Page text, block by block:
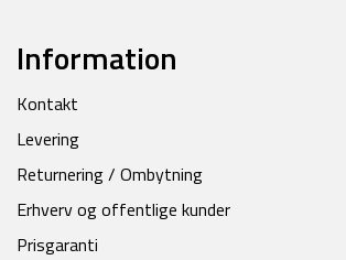
Information
Kontakt
Levering
Returnering / Ombytning
Erhverv og offentlige kunder
Prisgaranti